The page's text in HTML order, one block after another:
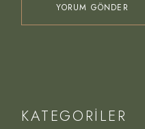
YORUM GÖNDER
KATEGORILER